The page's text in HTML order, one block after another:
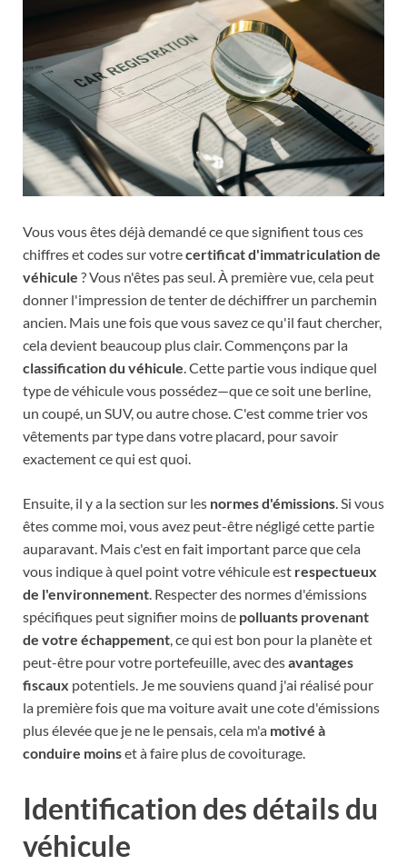
Vous vous êtes déjà demandé ce que signifient tous ces
chiffres et codes sur votrecertificat d'immatriculation de
véhicule ? Vous n'êtes pas seul. À première vue, cela peut
donner l'impression de tenter de déchiffrer un parchemin
ancien. Mais une fois que vous savez ce qu'il faut chercher,
cela devient beaucoup plus clair. Commençons par la
classification du véhicule . Cette partie vous indique quel
type de véhicule vous possédez—que ce soit une berline,
un coupé, un SUV, ou autre chose. C'est comme trier vos
vêtements par type dans votre placard, pour savoir
exactement ce qui est quoi.
Ensuite, il y a la section sur les normes d'émissions . Si vous
êtes comme moi, vous avez peut-être négligé cette partie
auparavant. Mais c'est en fait important parce que cela
vous indique à quel point votre véhicule est respectueux
de l'environnement . Respecter des normes d'émissions
spécifiques peut signifier moins de polluants provenant
de votre échappement , ce qui est bon pour la planète et
peut-être pour votre portefeuille, avec desavantages
fiscaux potentiels. Je me souviens quand j'ai réalisé pour
la première fois que ma voiture avait une cote d'émissions
plus élevée que je ne le pensais, cela m'a motivé à
conduire moinset à faire plus de covoiturage.
Identification des détails du
véhicule